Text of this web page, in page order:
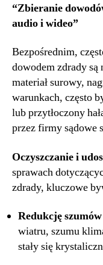
“Zbieranie
audio i wideo”
Bezpośrednim,
dowodem zdrady są
materiał surowy,
warunkach, często
lub przytłoczony
przez firmy sądowe
Oczyszczanie i
sprawach
zdrady, kluczowe
Redukcję szumów
wiatru, szumu
stały się